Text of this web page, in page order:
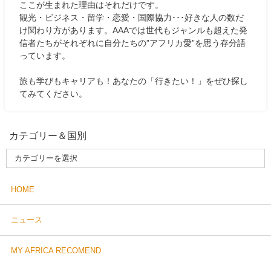
ここが生まれた理由はそれだけです。
観光・ビジネス・留学・恋愛・国際協力･･･好きな人の数だ
け関わり方があります。AAAでは世代もジャンルも超えた発
信者たちがそれぞれに自分たちの”アフリカ愛”を思う存分語
っています。
旅も学びもキャリアも！あなたの「行きたい！」をぜひ探し
てみてください。
カテゴリー＆国別
HOME
ニュース
MY AFRICA RECOMEND